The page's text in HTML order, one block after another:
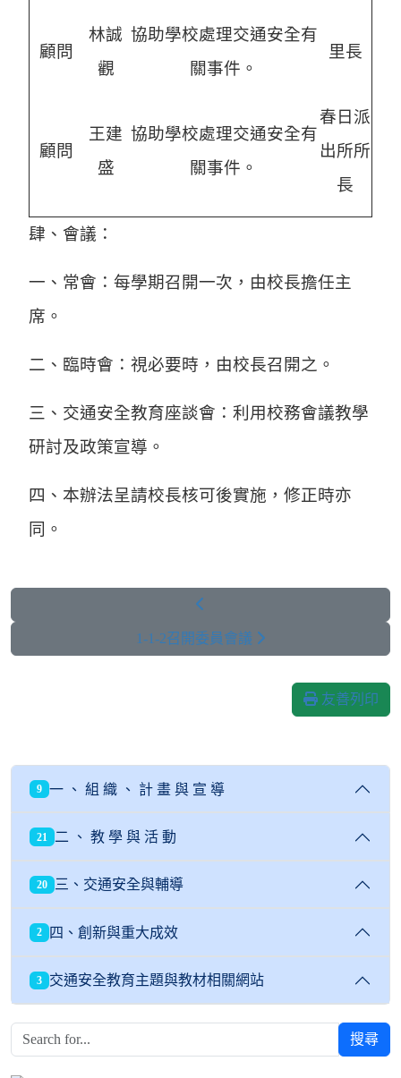
顧問
林誠
觀
協助學校處理交通安全有
關事件。
里長
顧問
王建
盛
協助學校處理交通安全有
關事件。
春日派
出所所
長
肆、會議：
一、常會：每學期召開一次，由校長擔任主
席。
二、臨時會：視必要時，由校長召開之。
三、交通安全教育座談會：利用校務會議教學
研討及政策宣導。
四、本辦法呈請校長核可後實施，修正時亦
同。
1-1-2召開委員會議
友善列印
9 一 、 組 織 、 計 畫 與 宣 導
21 二 、 教 學 與 活 動
20 三、交通安全與輔導
2 四、創新與重大成效
3 交通安全教育主題與教材相關網站
搜尋